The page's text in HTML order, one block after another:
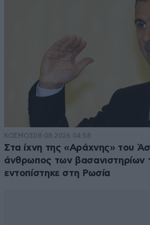
ΚΟΣΜΟΣ08·08·2026 04:58
Στα ίχνη της «Αράχνης» του
άνθρωπος των βασανιστηρίων
εντοπίστηκε στη Ρωσία